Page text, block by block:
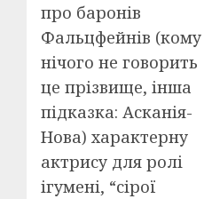
про баронів
Фальцфейнів (кому
нічого не говорить
це прізвище, інша
підказка: Асканія-
Нова) характерну
актрису для ролі
ігумені, “сірої